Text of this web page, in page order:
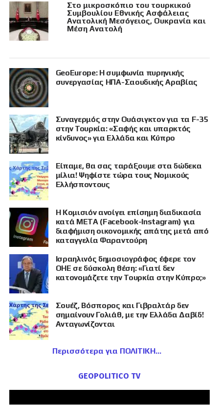
Στο μικροσκόπιο του τουρκικού
Συμβουλίου Εθνικής Ασφάλειας
Ανατολική Μεσόγειος, Ουκρανία και
Μέση Ανατολή
GeoEurope: Η συμφωνία πυρηνικής
συνεργασίας ΗΠΑ-Σαουδικής Αραβίας
Συναγερμός στην Ουάσιγκτον για τα F-35
στην Τουρκία: «Σαφής και υπαρκτός
κίνδυνος» για Ελλάδα και Κύπρο
Είπαμε, θα σας ταράξουμε στα δώδεκα
μίλια! Ψηφίστε τώρα τους Νομικούς
Ελλήσποντους
Η Κομισιόν ανοίγει επίσημη διαδικασία
κατά META (Facebook-Instagram) για
διαφήμιση οικονομικής απάτης μετά από
καταγγελία Φαραντούρη
Ισραηλινός δημοσιογράφος έφερε τον
ΟΗΕ σε δύσκολη θέση: «Γιατί δεν
κατονομάζετε την Τουρκία στην Κύπρο;»
Σουέζ, Βόσπορος και Γιβραλτάρ δεν
σημαίνουν Γολιάθ, με την Ελλάδα Δαβίδ!
Ανταγωνίζονται
Περισσότερα για ΠΟΛΙΤΙΚΗ
GEOPOLITICO TV